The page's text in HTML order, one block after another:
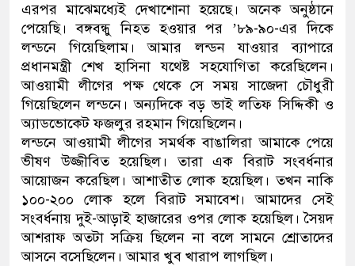
এরপর মাঝেমধ্যেই দেখাশোনা হয়েছে। অনেক অনুষ্ঠানে
পেয়েছি। বঙ্গবন্ধু নিহত হওয়ার পর ’৮৯-৯০-এর দিকে
লন্ডনে গিয়েছিলাম। আমার লন্ডন যাওয়ার ব্যাপারে
প্রধানমন্ত্রী শেখ হাসিনা যথেষ্ট সহযোগিতা করেছিলেন।
আওয়ামী লীগের পক্ষ থেকে সে সময় সাজেদা চৌধুরী
গিয়েছিলেন লন্ডনে। অন্যদিকে বড় ভাই লতিফ সিদ্দিকী ও
অ্যাডভোকেট ফজলুর রহমান গিয়েছিলেন।
লন্ডনে আওয়ামী লীগের সমর্থক বাঙালিরা আমাকে পেয়ে
ভীষণ উজ্জীবিত হয়েছিল। তারা এক বিরাট সংবর্ধনার
আয়োজন করেছিল। আশাতীত লোক হয়েছিল। তখন নাকি
১০০-২০০ লোক হলে বিরাট সমাবেশ। আমাদের সেই
সংবর্ধনায় দুই-আড়াই হাজারের ওপর লোক হয়েছিল। সৈয়দ
আশরাফ অতটা সক্রিয় ছিলেন না বলে সামনে শ্রোতাদের
আসনে বসেছিলেন। আমার খুব খারাপ লাগছিল।